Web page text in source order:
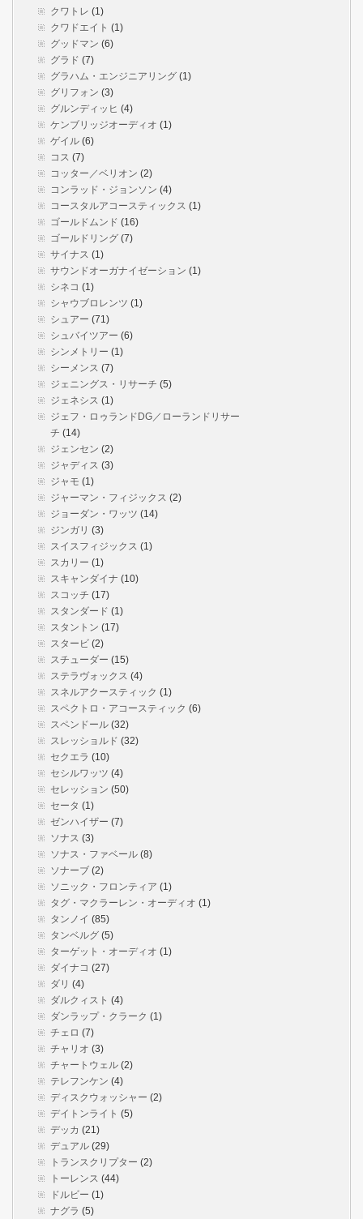
クワトレ (1)
クワドエイト (1)
グッドマン (6)
グラド (7)
グラハム・エンジニアリング (1)
グリフォン (3)
グルンディッヒ (4)
ケンブリッジオーディオ (1)
ゲイル (6)
コス (7)
コッター／ベリオン (2)
コンラッド・ジョンソン (4)
コースタルアコースティックス (1)
ゴールドムンド (16)
ゴールドリング (7)
サイナス (1)
サウンドオーガナイゼーション (1)
シネコ (1)
シャウブロレンツ (1)
シュアー (71)
シュバイツアー (6)
シンメトリー (1)
シーメンス (7)
ジェニングス・リサーチ (5)
ジェネシス (1)
ジェフ・ロゥランドDG／ローランドリサー
チ (14)
ジェンセン (2)
ジャディス (3)
ジャモ (1)
ジャーマン・フィジックス (2)
ジョーダン・ワッツ (14)
ジンガリ (3)
スイスフィジックス (1)
スカリー (1)
スキャンダイナ (10)
スコッチ (17)
スタンダード (1)
スタントン (17)
スタービ (2)
スチューダー (15)
ステラヴォックス (4)
スネルアクースティック (1)
スペクトロ・アコースティック (6)
スペンドール (32)
スレッショルド (32)
セクエラ (10)
セシルワッツ (4)
セレッション (50)
セータ (1)
ゼンハイザー (7)
ソナス (3)
ソナス・ファベール (8)
ソナーブ (2)
ソニック・フロンティア (1)
タグ・マクラーレン・オーディオ (1)
タンノイ (85)
タンベルグ (5)
ターゲット・オーディオ (1)
ダイナコ (27)
ダリ (4)
ダルクィスト (4)
ダンラップ・クラーク (1)
チェロ (7)
チャリオ (3)
チャートウェル (2)
テレフンケン (4)
ディスクウォッシャー (2)
デイトンライト (5)
デッカ (21)
デュアル (29)
トランスクリプター (2)
トーレンス (44)
ドルビー (1)
ナグラ (5)